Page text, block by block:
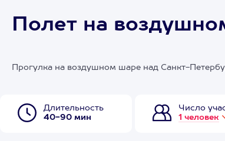
Полет на
Прогулка на воздушном шаре над Санкт-
Длительность
40-90 мин
Число
1 человек